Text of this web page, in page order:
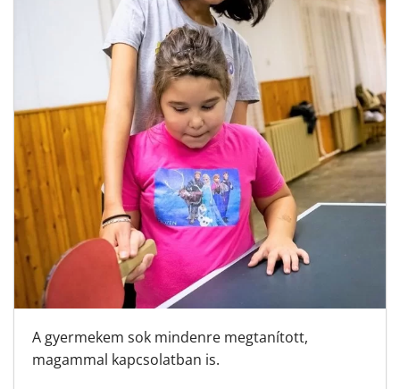
A gyermekem sok mindenre megtanított,
magammal kapcsolatban is.